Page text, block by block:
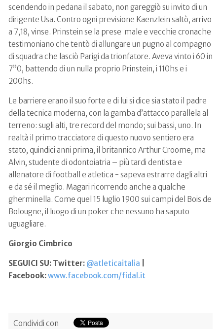
scendendo in pedana il sabato, non gareggiò su invito di un
dirigente Usa. Contro ogni previsione Kaenzlein saltò, arrivo
a 7,18, vinse. Prinstein se la prese male e vecchie cronache
testimoniano che tentò di allungare un pugno al compagno
di squadra che lasciò Parigi da trionfatore. Aveva vinto i 60 in
7”0, battendo di un nulla proprio Prinstein, i 110hs e i
200hs.
Le barriere erano il suo forte e di lui si dice sia stato il padre
della tecnica moderna, con la gamba d’attacco parallela al
terreno: sugli alti, tre record del mondo; sui bassi, uno. In
realtà il primo tracciatore di questo nuovo sentiero era
stato, quindici anni prima, il britannico Arthur Croome, ma
Alvin, studente di odontoiatria – più tardi dentista e
allenatore di football e atletica - sapeva estrarre dagli altri
e da sé il meglio. Magari ricorrendo anche a qualche
gherminella. Come quel 15 luglio 1900 sui campi del Bois de
Bolougne, il luogo di un poker che nessuno ha saputo
uguagliare.
Giorgio Cimbrico
SEGUICI SU: Twitter: @atleticaitalia
Facebook:www.facebook.com/fidal.it
Condividi con